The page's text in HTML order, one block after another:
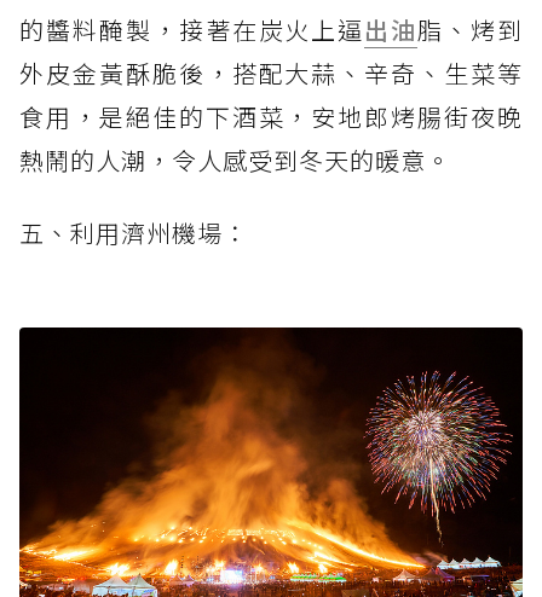
的醬料醃製，接著在炭火上逼出油脂、烤到
外皮金黃酥脆後，搭配大蒜、辛奇、生菜等
食用，是絕佳的下酒菜，安地郎烤腸街夜晚
熱鬧的人潮，令人感受到冬天的暖意。
五、利用濟州機場：